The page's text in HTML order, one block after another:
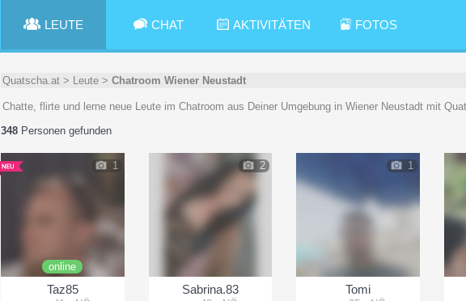
LEUTE CHAT AKTIVITÄTEN FOTOS
Quatscha.at > Leute > Chatroom Wiener Neustadt
Chatte, flirte und lerne neue Leute im Chatroom aus Deiner Umgebung in Wiener Neustadt mit
348 Personen gefunden
1
online
Taz85
2
Sabrina.83
1
Tomi